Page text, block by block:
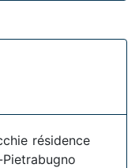
résidence